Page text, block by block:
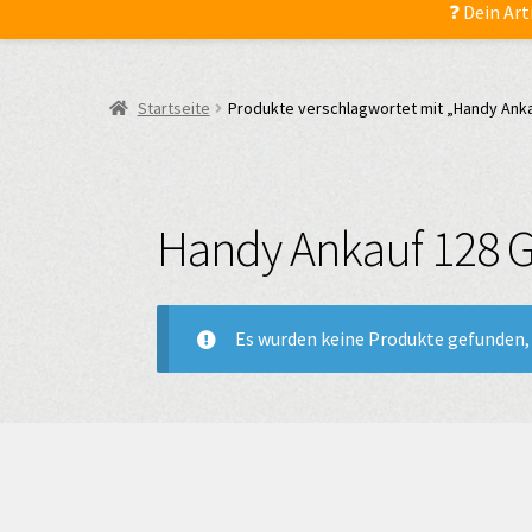
❓ Dein
Startseite Produkte verschlagwortet mit „Handy
Handy Ankauf 128
Es wurden keine Produkte